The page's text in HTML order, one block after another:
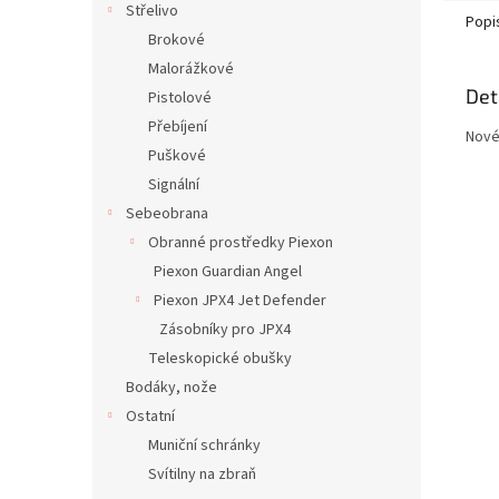
Střelivo
Brokové
Malorážkové
Pistolové
Přebíjení
Puškové
Signální
Sebeobrana
Obranné prostředky Piexon
Piexon Guardian Angel
Piexon JPX4 Jet Defender
Zásobníky pro JPX4
Teleskopické obušky
Bodáky, nože
Ostatní
Muniční schránky
Svítilny na zbraň